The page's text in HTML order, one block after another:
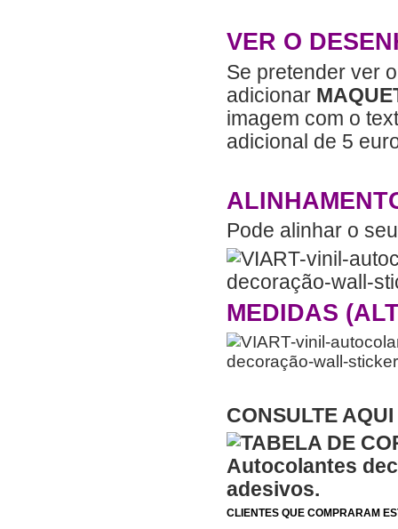
VER O
Se pretender ver
adicionar
imagem com o
adicional de 5
Pode alinhar o
MEDIDAS
CONSULTE
CLIENTES QUE COMPRARAM